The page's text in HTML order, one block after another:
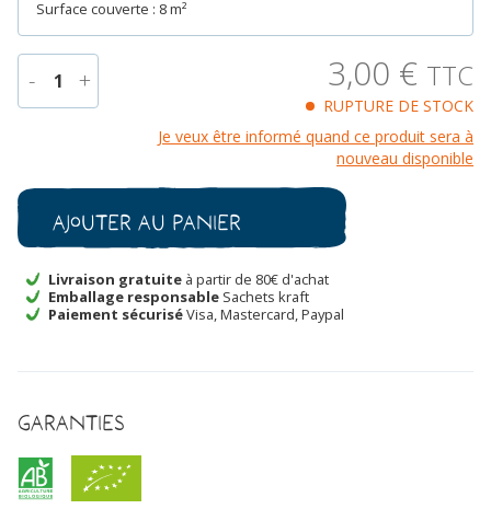
Surface couverte : 8 m²
- 1 +
Mazé
Bio
3,00 € TTC
RUPTURE DE STOCK
Je veux être informé quand ce produit sera à
nouveau disponible
Ajouter au panier
Livraison gratuite à partir de 80€ d'achat
Emballage responsable Sachets kraft
Paiement sécuriséVisa, Mastercard, Paypal
Garanties